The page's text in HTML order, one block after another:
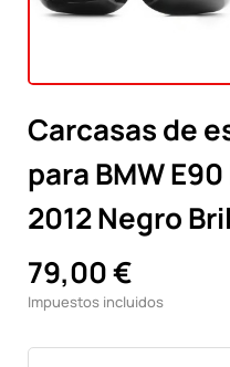
Carcasas de
para BMW
2012 Negro
79,00 €
Impuestos incluidos